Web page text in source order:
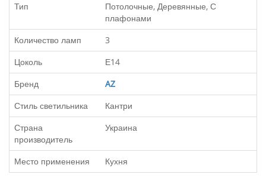
Тип
Потолочные, Деревянные, С
плафонами
Количество ламп
3
Цоколь
Е14
Бренд
AZ
Стиль светильника
Кантри
Страна
производитель
Украина
Место применения Кухня